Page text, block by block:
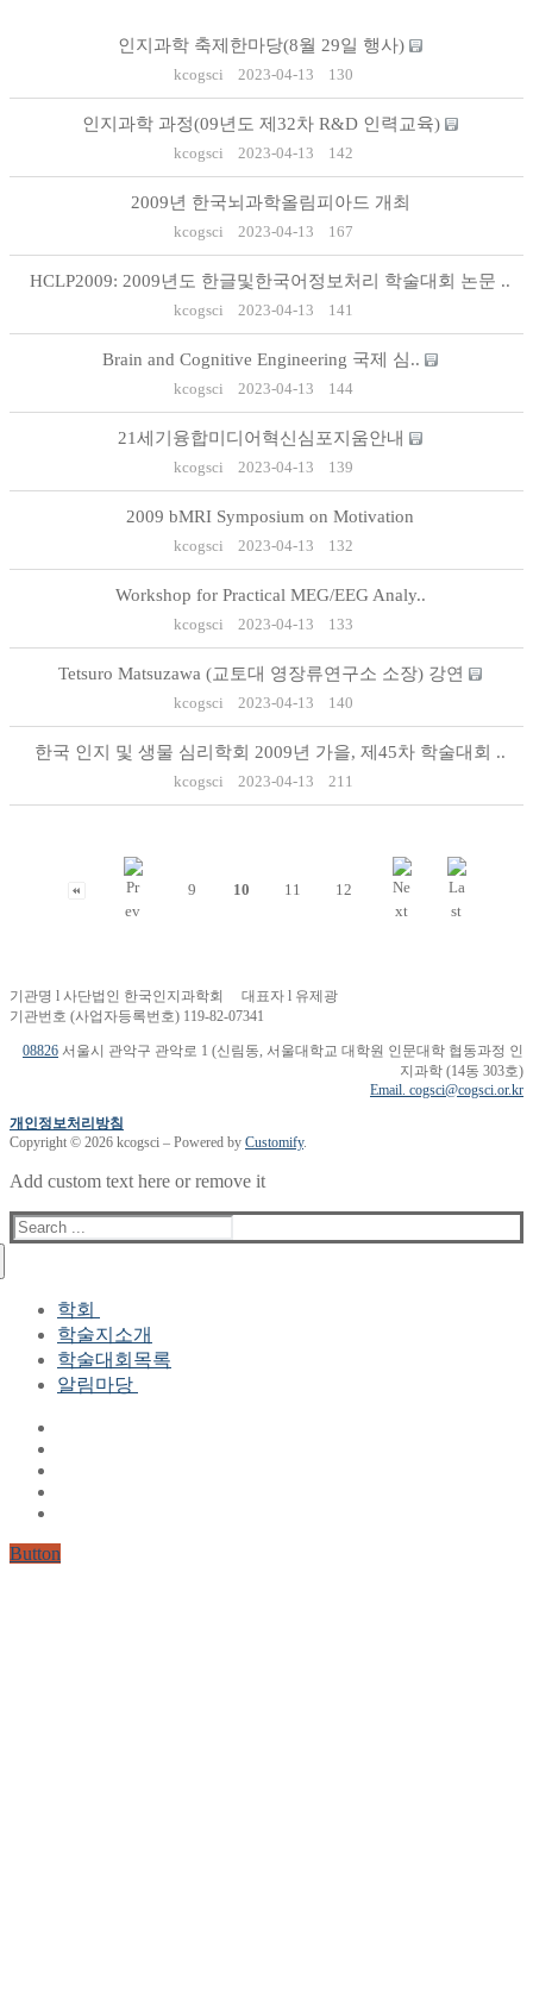
인지과학 축제한마당(8월 29일 행사)
kcogsci 2023-04-13 130
인지과학 과정(09년도 제32차 R&D 인력교육)
kcogsci 2023-04-13 142
2009년 한국뇌과학올림피아드 개최
kcogsci 2023-04-13 167
HCLP2009: 2009년도 한글및한국어정보처리 학술대회 논문 ..
kcogsci 2023-04-13 141
Brain and Cognitive Engineering 국제 심..
kcogsci 2023-04-13 144
21세기융합미디어혁신심포지움안내
kcogsci 2023-04-13 139
2009 bMRI Symposium on Motivation
kcogsci 2023-04-13 132
Workshop for Practical MEG/EEG Analy..
kcogsci 2023-04-13 133
Tetsuro Matsuzawa (교토대 영장류연구소 소장) 강연
kcogsci 2023-04-13 140
한국 인지 및 생물 심리학회 2009년 가을, 제45차 학술대회 ..
kcogsci 2023-04-13 211
9 10 11 12
기관명 l 사단법인 한국인지과학회 대표자 l 유제광
기관번호 (사업자등록번호) 119-82-07341
08826 서울시 관악구 관악로 1 (신림동, 서울대학교 대학원 인문대학 협동과정 인
지과학 (14동 303호)
Email. cogsci@cogsci.or.kr
개인정보처리방침
Copyright © 2026 kcogsci – Powered by Customify.
Add custom text here or remove it
Search
for:
학회
학회장 인사말
현 임원진
역대 임원진
학술지소개
학술대회목록
알림마당
Button